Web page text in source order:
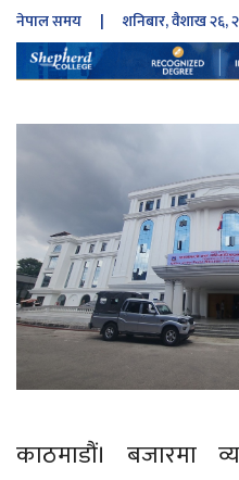
नेपाल समय | शनिबार, वैशाख २६,
काठमाडौं। बजारमा